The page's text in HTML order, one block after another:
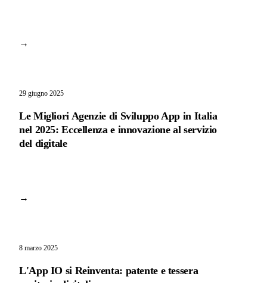
→
29 giugno 2025
Le Migliori Agenzie di Sviluppo App in Italia
nel 2025: Eccellenza e innovazione al servizio
del digitale
→
8 marzo 2025
L'App IO si Reinventa: patente e tessera